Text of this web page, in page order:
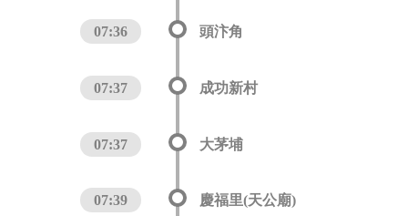
07:36 頭汴角
07:37 成功新村
07:37 大茅埔
07:39 慶福里(天公廟)